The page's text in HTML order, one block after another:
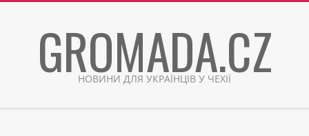
GROMADA.CZ
НОВИНИ ДЛЯ УКРАЇНЦІВ У ЧЕХІЇ